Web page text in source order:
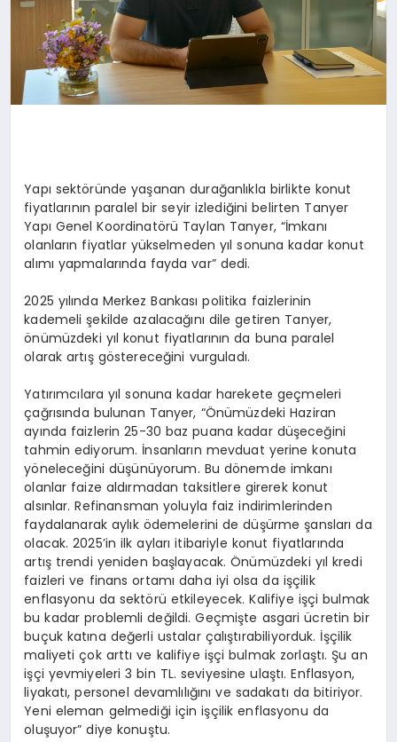
Yapı sektöründe yaşanan durağanlıkla birlikte konut
fiyatlarının paralel bir seyir izlediğini belirten Tanyer
Yapı Genel Koordinatörü Taylan Tanyer, “İmkanı
olanların fiyatlar yükselmeden yıl sonuna kadar konut
alımı yapmalarında fayda var” dedi.
2025 yılında Merkez Bankası politika faizlerinin
kademeli şekilde azalacağını dile getiren Tanyer,
önümüzdeki yıl konut fiyatlarının da buna paralel
olarak artış göstereceğini vurguladı.
Yatırımcılara yıl sonuna kadar harekete geçmeleri
çağrısında bulunan Tanyer, “Önümüzdeki Haziran
ayında faizlerin 25-30 baz puana kadar düşeceğini
tahmin ediyorum. İnsanların mevduat yerine konuta
yöneleceğini düşünüyorum. Bu dönemde imkanı
olanlar faize aldırmadan taksitlere girerek konut
alsınlar. Refinansman yoluyla faiz indirimlerinden
faydalanarak aylık ödemelerini de düşürme şansları da
olacak. 2025’in ilk ayları itibariyle konut fiyatlarında
artış trendi yeniden başlayacak. Önümüzdeki yıl kredi
faizleri ve finans ortamı daha iyi olsa da işçilik
enflasyonu da sektörü etkileyecek. Kalifiye işçi bulmak
bu kadar problemli değildi. Geçmişte asgari ücretin bir
buçuk katına değerli ustalar çalıştırabiliyorduk. İşçilik
maliyeti çok arttı ve kalifiye işçi bulmak zorlaştı. Şu an
işçi yevmiyeleri 3 bin TL. seviyesine ulaştı. Enflasyon,
liyakatı, personel devamlılığını ve sadakatı da bitiriyor.
Yeni eleman gelmediği için işçilik enflasyonu da
oluşuyor” diye konuştu.